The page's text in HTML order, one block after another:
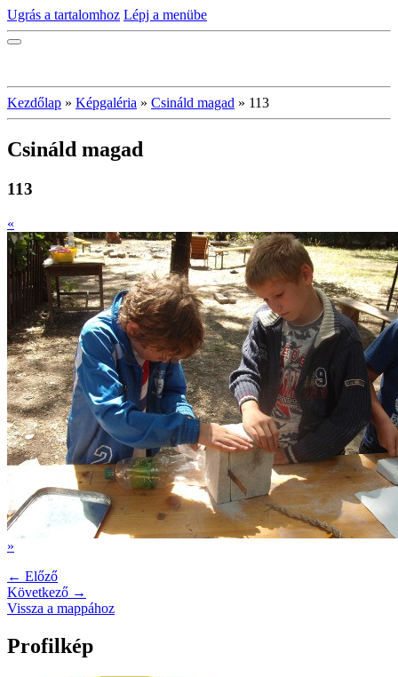
Ugrás a tartalomhoz Lépj a menübe
Kezdőlap » Képgaléria » Csináld magad » 113
Csináld magad
113
«
»
← Előző
Következő →
Vissza a mappához
Profilkép